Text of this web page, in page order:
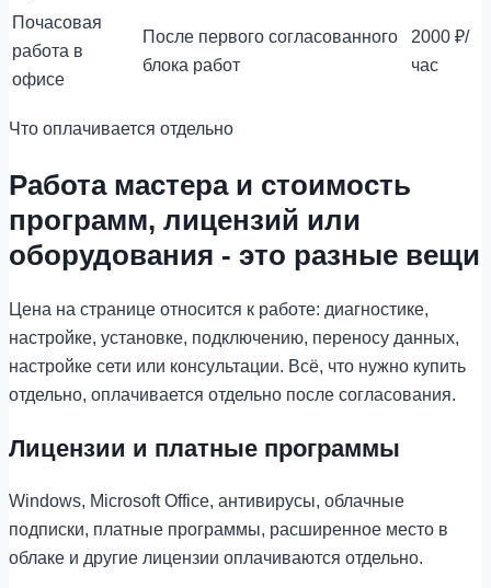
Почасовая
работа в
офисе
После первого согласованного
блока работ
2000 ₽/
час
Что оплачивается отдельно
Работа мастера и стоимость
программ, лицензий или
оборудования - это разные вещи
Цена на странице относится к работе: диагностике,
настройке, установке, подключению, переносу данных,
настройке сети или консультации. Всё, что нужно купить
отдельно, оплачивается отдельно после согласования.
Лицензии и платные программы
Windows, Microsoft Office, антивирусы, облачные
подписки, платные программы, расширенное место в
облаке и другие лицензии оплачиваются отдельно.